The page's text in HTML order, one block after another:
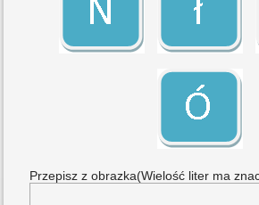
Przepisz z obrazka(Wielość liter ma